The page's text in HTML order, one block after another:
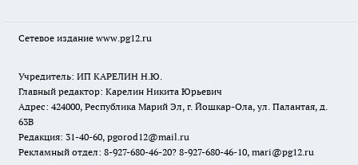
Сетевое издание www.pg12.ru
Учредитель: ИП КАРЕЛИН Н.Ю.
Главный редактор: Карелин Никита Юрьевич
Адрес: 424000, Республика Марий Эл, г. Йошкар-Ола, ул. Палантая, д.
63В
Редакция: 31-40-60, pgorod12@mail.ru
Рекламный отдел: 8-927-680-46-20? 8-927-680-46-10, mari@pg12.ru